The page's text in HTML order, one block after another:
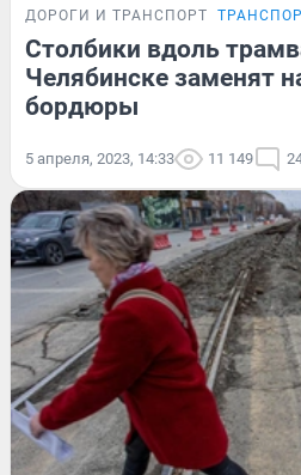
ДОРОГИ И ТРАНСПОРТ
Столбики вдоль
Челябинске заменят
бордюры
5 апреля, 2023, 14:33 11 149